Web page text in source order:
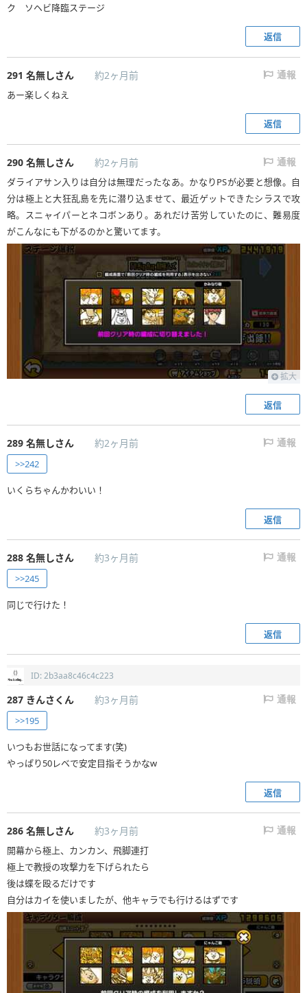
ク ソヘビ降臨ステージ
返信
291 名無しさん 約2ヶ月前 通報
あー楽しくねえ
返信
290 名無しさん 約2ヶ月前 通報
ダライアサン入りは自分は無理だったなあ。かなりPSが必要と想像。自
分は極上と大狂乱島を先に潜り込ませて、最近ゲットできたシラスで攻
略。スニャイパーとネコボンあり。あれだけ苦労していたのに、難易度
がこんなにも下がるのかと驚いてます。
拡大
返信
289 名無しさん 約2ヶ月前 通報
>>242
いくらちゃんかわいい！
返信
288 名無しさん 約3ヶ月前 通報
>>245
同じで行けた！
返信
ID: 2b3aa8c46c4c223
287 きんさくん 約3ヶ月前 通報
>>195
いつもお世話になってます(笑)
やっぱり50レベで安定目指そうかなw
返信
286 名無しさん 約3ヶ月前 通報
開幕から極上、カンカン、飛脚連打
極上で教授の攻撃力を下げられたら
後は蝶を殴るだけです
自分はカイを使いましたが、他キャラでも行けるはずです